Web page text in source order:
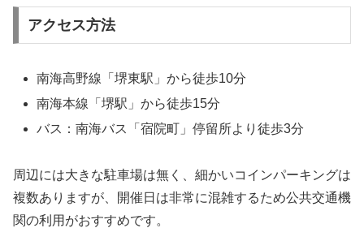
アクセス方法
南海高野線「堺東駅」から徒歩10分
南海本線「堺駅」から徒歩15分
バス：南海バス「宿院町」停留所より徒歩3分
周辺には大きな駐車場は無く、細かいコインパーキングは
複数ありますが、開催日は非常に混雑するため公共交通機
関の利用がおすすめです。